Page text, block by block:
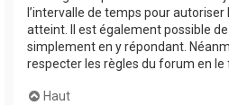
l’intervalle de temps pour autoriser
atteint. Il est également possible
simplement en y répondant.
respecter les règles du forum en le
Haut